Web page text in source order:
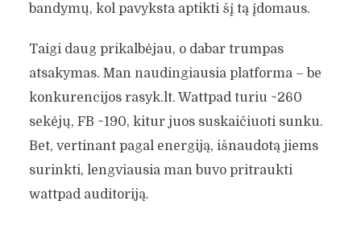
bandymų, kol pavyksta aptikti šį tą įdomaus.
Taigi daug prikalbėjau, o dabar trumpas
atsakymas. Man naudingiausia platforma – be
konkurencijos rasyk.lt. Wattpad turiu ~260
sekėjų, FB ~190, kitur juos suskaičiuoti sunku.
Bet, vertinant pagal energiją, išnaudotą jiems
surinkti, lengviausia man buvo pritraukti
wattpad auditoriją.